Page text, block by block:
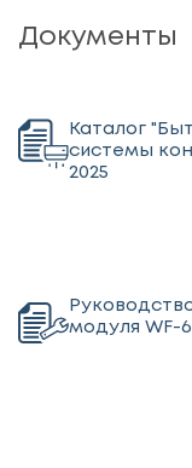
Документы
Каталог
системы
2025
модуля WF-